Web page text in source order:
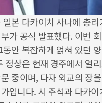
본 다카이치 사나에 총
가 공식 발표했다. 이번
안 복잡하게 얽혀 있던
정상은 현재 경주에서 열
중이며, 다자 외교의 장
입니다. 시 주석과 다카